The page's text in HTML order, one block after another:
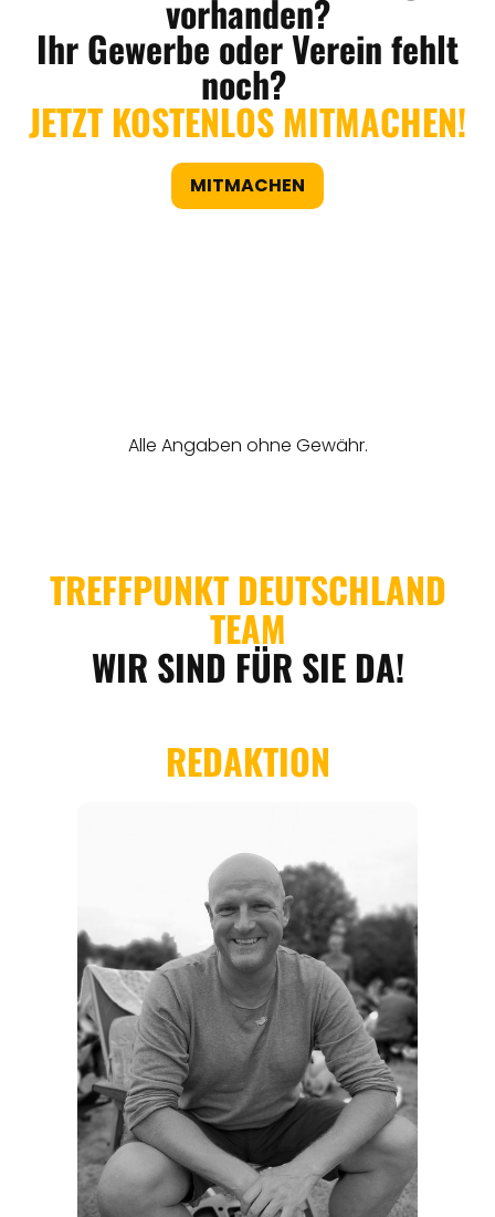
vorhanden?
Ihr Gewerbe oder Verein fehlt
noch?
JETZT KOSTENLOS MITMACHEN!
MITMACHEN